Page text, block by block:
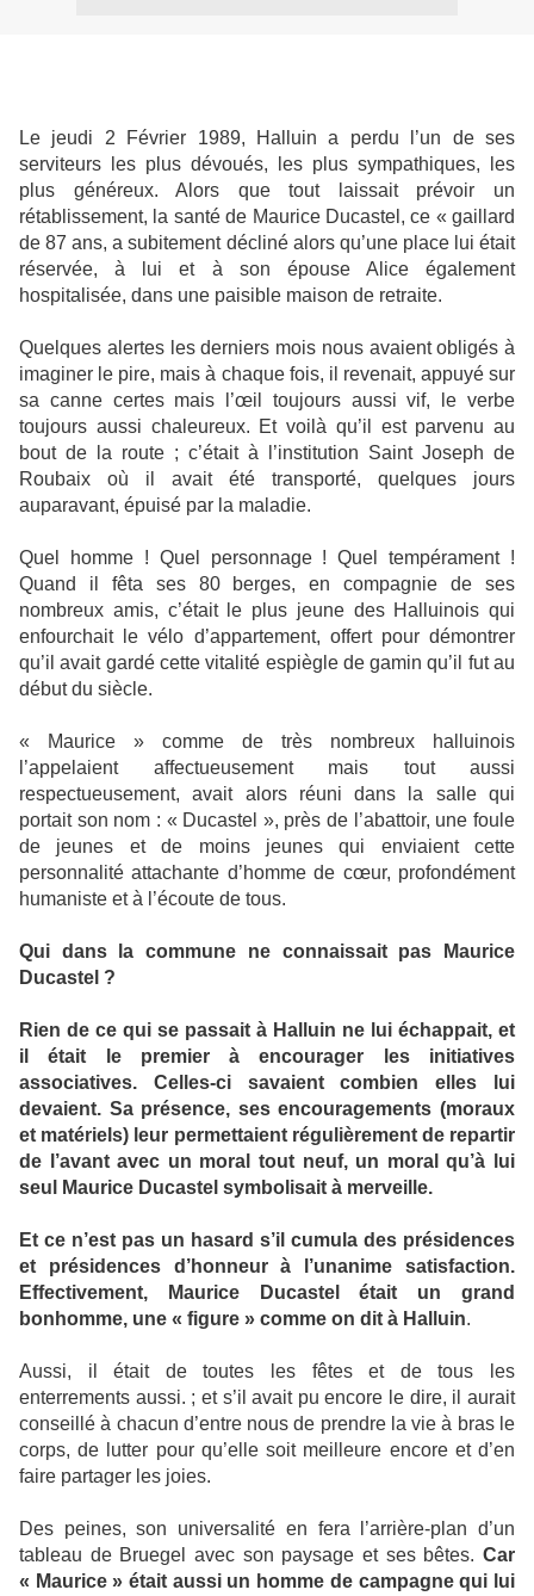
Le jeudi 2 Février 1989, Halluin a perdu l’un de ses
serviteurs les plus dévoués, les plus sympathiques, les
plus généreux. Alors que tout laissait prévoir un
rétablissement, la santé de Maurice Ducastel, ce « gaillard
de 87 ans, a subitement décliné alors qu’une place lui était
réservée, à lui et à son épouse Alice également
hospitalisée, dans une paisible maison de retraite.
Quelques alertes les derniers mois nous avaient obligés à
imaginer le pire, mais à chaque fois, il revenait, appuyé sur
sa canne certes mais l’œil toujours aussi vif, le verbe
toujours aussi chaleureux. Et voilà qu’il est parvenu au
bout de la route ; c’était à l’institution Saint Joseph de
Roubaix où il avait été transporté, quelques jours
auparavant, épuisé par la maladie.
Quel homme ! Quel personnage ! Quel tempérament !
Quand il fêta ses 80 berges, en compagnie de ses
nombreux amis, c’était le plus jeune des Halluinois qui
enfourchait le vélo d’appartement, offert pour démontrer
qu’il avait gardé cette vitalité espiègle de gamin qu’il fut au
début du siècle.
« Maurice » comme de très nombreux halluinois
l’appelaient affectueusement mais tout aussi
respectueusement, avait alors réuni dans la salle qui
portait son nom : « Ducastel », près de l’abattoir, une foule
de jeunes et de moins jeunes qui enviaient cette
personnalité attachante d’homme de cœur, profondément
humaniste et à l’écoute de tous.
Qui dans la commune ne connaissait pas Maurice
Ducastel ?
Rien de ce qui se passait à Halluin ne lui échappait, et
il était le premier à encourager les initiatives
associatives. Celles-ci savaient combien elles lui
devaient. Sa présence, ses encouragements (moraux
et matériels) leur permettaient régulièrement de repartir
de l’avant avec un moral tout neuf, un moral qu’à lui
seul Maurice Ducastel symbolisait à merveille.
Et ce n’est pas un hasard s’il cumula des présidences
et présidences d’honneur à l’unanime satisfaction.
Effectivement, Maurice Ducastel était un grand
bonhomme, une « figure » comme on dit à Halluin.
Aussi, il était de toutes les fêtes et de tous les
enterrements aussi. ; et s’il avait pu encore le dire, il aurait
conseillé à chacun d’entre nous de prendre la vie à bras le
corps, de lutter pour qu’elle soit meilleure encore et d’en
faire partager les joies.
Des peines, son universalité en fera l’arrière-plan d’un
tableau de Bruegel avec son paysage et ses bêtes. Car
« Maurice » était aussi un homme de campagne qui lui